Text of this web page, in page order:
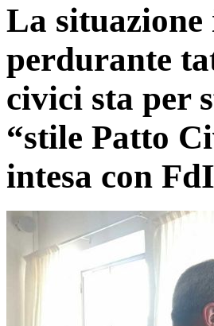
La
perdurante
civici sta per
“stile Patto
intesa con